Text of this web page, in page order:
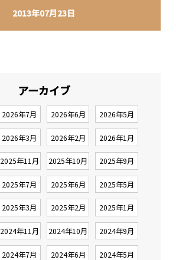
2013年07月23日
アーカイブ
2026年7月 2026年6月 2026年5月
2026年3月 2026年2月 2026年1月
2025年11月 2025年10月 2025年9月
2025年7月 2025年6月 2025年5月
2025年3月 2025年2月 2025年1月
2024年11月 2024年10月 2024年9月
2024年7月 2024年6月 2024年5月